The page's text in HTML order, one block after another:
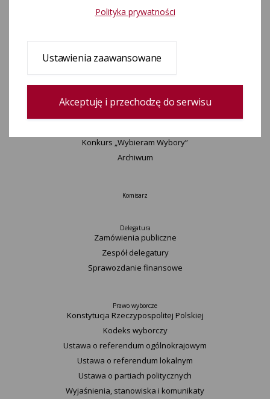
Aktualności
Wyjaśnienia, stanowiska, komunikaty
Zamówienia publiczne
Konkurs „Wybieram Wybory”
Archiwum
Komisarz
Delegatura
Zamówienia publiczne
Zespół delegatury
Sprawozdanie finansowe
Prawo wyborcze
Konstytucja Rzeczypospolitej Polskiej​
Kodeks wyborczy
Ustawa o referendum ogólnokrajowym
Ustawa o referendum lokalnym
Ustawa o partiach politycznych
Wyjaśnienia, stanowiska i komunikaty
Polityka prywatności
Ustawienia zaawansowane
Akceptuję i przechodzę do serwisu